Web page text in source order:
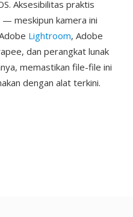
Aksesibilitas praktis
— meskipun kamera ini
Lightroom, Adobe
dan perangkat lunak
memastikan file-file ini
dengan alat terkini.